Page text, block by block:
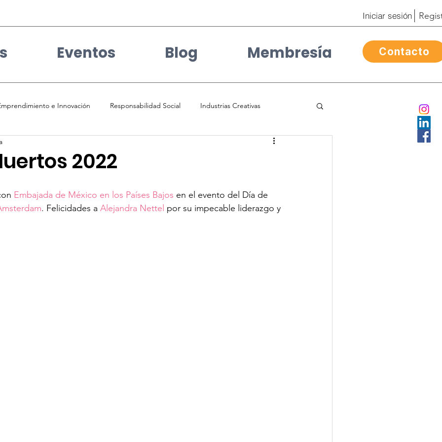
Iniciar sesión
Eventos Blog Membresía Contacto
Contacto
e Innovación Responsabilidad Social Industrias Creativas
2022
Embajada de México en los Países Bajos en el evento del Día de
. Felicidades a Alejandra Nettel por su impecable liderazgo y